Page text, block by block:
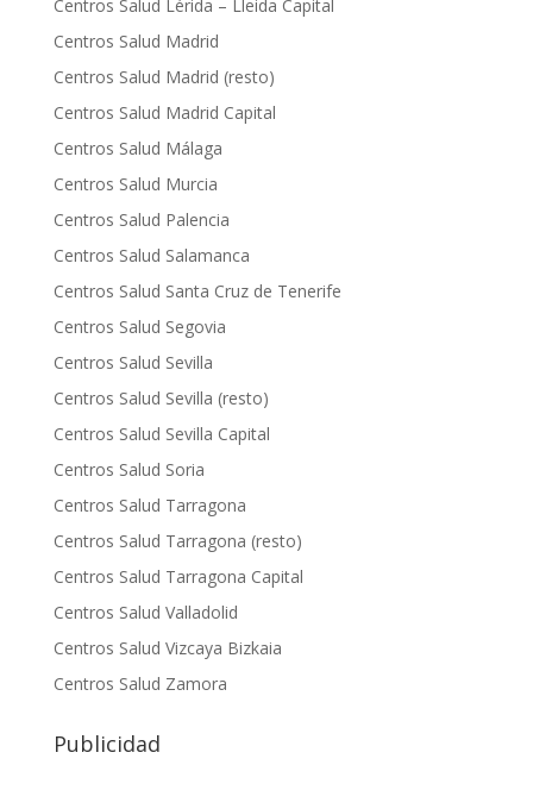
Centros Salud Lérida – Lleida Capital
Centros Salud Madrid
Centros Salud Madrid (resto)
Centros Salud Madrid Capital
Centros Salud Málaga
Centros Salud Murcia
Centros Salud Palencia
Centros Salud Salamanca
Centros Salud Santa Cruz de Tenerife
Centros Salud Segovia
Centros Salud Sevilla
Centros Salud Sevilla (resto)
Centros Salud Sevilla Capital
Centros Salud Soria
Centros Salud Tarragona
Centros Salud Tarragona (resto)
Centros Salud Tarragona Capital
Centros Salud Valladolid
Centros Salud Vizcaya Bizkaia
Centros Salud Zamora
Publicidad